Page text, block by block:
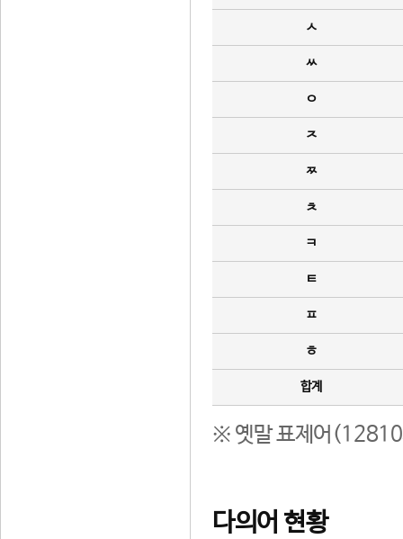
ㅅ
ㅆ
ㅇ
ㅈ
ㅉ
ㅊ
ㅋ
ㅌ
ㅍ
ㅎ
합계
※ 옛말 표제어(12810
다의어 현황